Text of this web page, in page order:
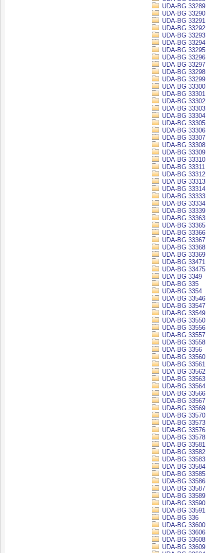
UDA-BG 33289
UDA-BG 33290
UDA-BG 33291
UDA-BG 33292
UDA-BG 33293
UDA-BG 33294
UDA-BG 33295
UDA-BG 33296
UDA-BG 33297
UDA-BG 33298
UDA-BG 33299
UDA-BG 33300
UDA-BG 33301
UDA-BG 33302
UDA-BG 33303
UDA-BG 33304
UDA-BG 33305
UDA-BG 33306
UDA-BG 33307
UDA-BG 33308
UDA-BG 33309
UDA-BG 33310
UDA-BG 33311
UDA-BG 33312
UDA-BG 33313
UDA-BG 33314
UDA-BG 33333
UDA-BG 33334
UDA-BG 33339
UDA-BG 33363
UDA-BG 33365
UDA-BG 33366
UDA-BG 33367
UDA-BG 33368
UDA-BG 33369
UDA-BG 33471
UDA-BG 33475
UDA-BG 3349
UDA-BG 335
UDA-BG 3354
UDA-BG 33546
UDA-BG 33547
UDA-BG 33549
UDA-BG 33550
UDA-BG 33556
UDA-BG 33557
UDA-BG 33558
UDA-BG 3356
UDA-BG 33560
UDA-BG 33561
UDA-BG 33562
UDA-BG 33563
UDA-BG 33564
UDA-BG 33566
UDA-BG 33567
UDA-BG 33569
UDA-BG 33570
UDA-BG 33573
UDA-BG 33576
UDA-BG 33578
UDA-BG 33581
UDA-BG 33582
UDA-BG 33583
UDA-BG 33584
UDA-BG 33585
UDA-BG 33586
UDA-BG 33587
UDA-BG 33589
UDA-BG 33590
UDA-BG 33591
UDA-BG 336
UDA-BG 33600
UDA-BG 33606
UDA-BG 33608
UDA-BG 33609